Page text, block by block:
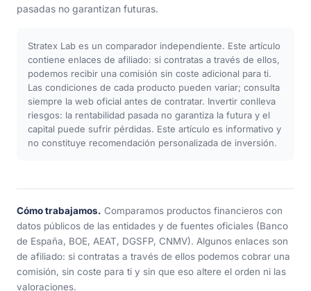
pasadas no garantizan futuras.
Stratex Lab es un comparador independiente. Este artículo
contiene enlaces de afiliado: si contratas a través de ellos,
podemos recibir una comisión sin coste adicional para ti.
Las condiciones de cada producto pueden variar; consulta
siempre la web oficial antes de contratar. Invertir conlleva
riesgos: la rentabilidad pasada no garantiza la futura y el
capital puede sufrir pérdidas. Este artículo es informativo y
no constituye recomendación personalizada de inversión.
Cómo trabajamos. Comparamos productos financieros con
datos públicos de las entidades y de fuentes oficiales (Banco
de España, BOE, AEAT, DGSFP, CNMV). Algunos enlaces son
de afiliado: si contratas a través de ellos podemos cobrar una
comisión, sin coste para ti y sin que eso altere el orden ni las
valoraciones.